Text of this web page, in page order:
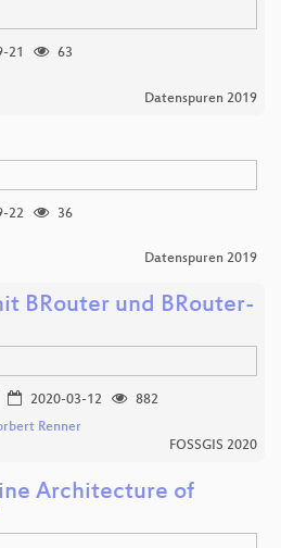
21
63
Datenspuren 2019
22
36
Datenspuren 2019
BRouter und BRouter-
2020-03-12
882
Renner
FOSSGIS 2020
Architecture of